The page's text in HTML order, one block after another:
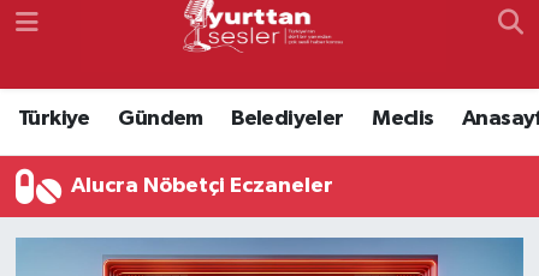
Türkiye Gündem Belediyeler Meclis
Alucra Nöbetçi Eczaneler
Namaz Vakitleri
Süper Lig Puan Durumu ve Fikstür
Tüm Manşetler
Son Dakika Haberleri